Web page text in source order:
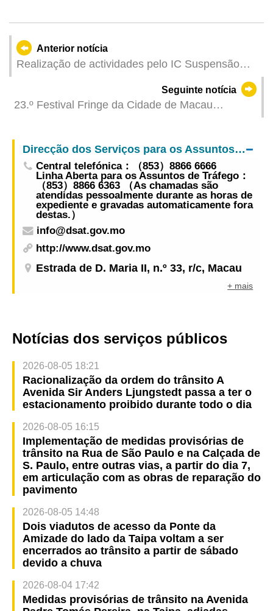
Anterior notícia
Realização de actividades pelo IC Suspensão
criação de paragens para autocarros de ligação
em várias vias, a partir de hoje
Seguinte notícia
23.º Festival Fringe da Cidade de Macau
Direcção dos Serviços para os Assuntos de Tráfego
Central telefónica：（853）8866 6666
Linha Aberta para os Assuntos de Tráfego：
（853）8866 6363 （As chamadas são
atendidas pessoalmente durante as horas de
expediente e gravadas automaticamente fora
destas.）
info@dsat.gov.mo
http://www.dsat.gov.mo
Estrada de D. Maria II, n.º 33, r/c, Macau
+ mais
Notícias dos serviços públicos
2026-08-05 18:21
Racionalização da ordem do trânsito A
Avenida Sir Anders Ljungstedt passa a ter o
estacionamento proibido durante todo o dia
2026-08-05 16:15
Implementação de medidas provisórias de
trânsito na Rua de São Paulo e na Calçada de
S. Paulo, entre outras vias, a partir do dia 7,
em articulação com as obras de reparação do
pavimento
2026-08-05 14:48
Dois viadutos de acesso da Ponte da
Amizade do lado da Taipa voltam a ser
encerrados ao trânsito a partir de sábado
devido a chuva
2026-08-04 17:42
Medidas provisórias de trânsito na Avenida